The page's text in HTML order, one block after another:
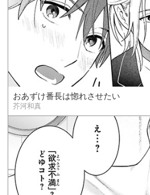
おあずけ番長は惚れさせたい
芥河和真